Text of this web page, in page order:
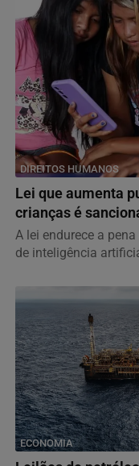
DIREITOS HUMANOS
Lei que aumenta
crianças é
A lei endurece a
de inteligência
ECONOMIA